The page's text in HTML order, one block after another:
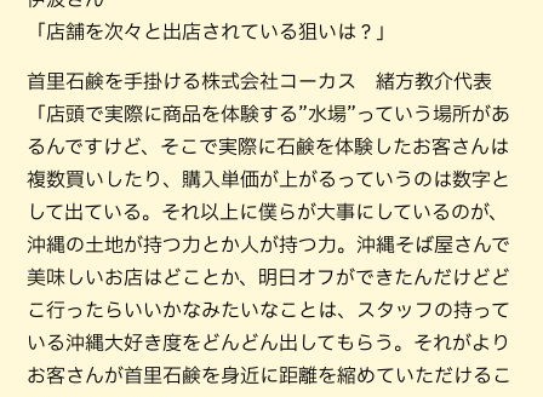
「店舗を次々と出店されている狙いは？」
首里石鹸を手掛ける株式会社コーカス 緒方教介代表
「店頭で実際に商品を体験する”水場”っていう場所があ
るんですけど、そこで実際に石鹸を体験したお客さんは
複数買いしたり、購入単価が上がるっていうのは数字と
して出ている。それ以上に僕らが大事にしているのが、
沖縄の土地が持つ力とか人が持つ力。沖縄そば屋さんで
美味しいお店はどことか、明日オフができたんだけどど
こ行ったらいいかなみたいなことは、スタッフの持って
いる沖縄大好き度をどんどん出してもらう。それがより
お客さんが首里石鹸を身近に距離を縮めていただけるこ